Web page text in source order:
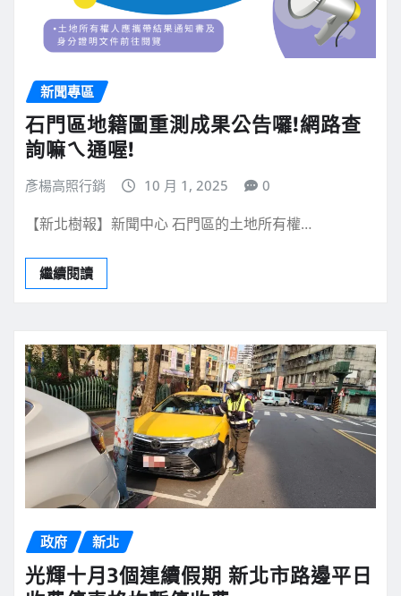
新聞專區
石門區地籍圖重測成果公告囉!網路查
詢嘛ㄟ通喔!
彥楊高照行銷 10 月 1, 2025 0
【新北樹報】新聞中心 石門區的土地所有權…
繼續閱讀
政府 新北
光輝十月3個連續假期 新北市路邊平日